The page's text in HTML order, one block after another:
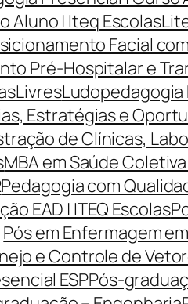
Aluno | Iteq Escolas
Facial
Pré-Hospitalar e
LivresLudopedagogia
Estratégias e
de Clínicas,
MBA em Saúde
Pedagogia com
EAD | ITEQ Escolas
Pós em Enfermagem
e Controle de
ESPPós-